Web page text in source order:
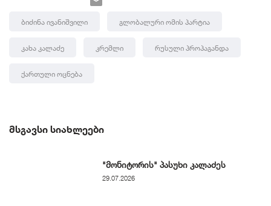
Ბიძინა Ივანიშვილი Გლობალური Ომის Პარტია
Კახა Კალაძე Კრემლი Რუსული Პროპაგანდა
Ქართული Ოცნება
ᲛᲡᲒᲐᲕᲡᲘ ᲡᲘᲐᲮᲚᲔᲔᲑᲘ
"მონიტორის" პასუხი კალაძეს
29.07.2026